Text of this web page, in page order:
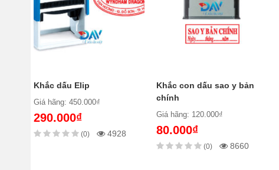
Khắc dấu Elip
Giá hãng: 450.000₫
290.000₫
(0) 4928
Khắc con dấu sao y bản
chính
Giá hãng: 120.000₫
80.000₫
(0) 8660